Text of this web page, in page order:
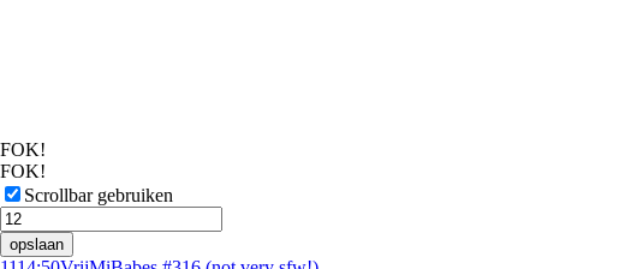
FOK!
FOK!
Scrollbar gebruiken
opslaan